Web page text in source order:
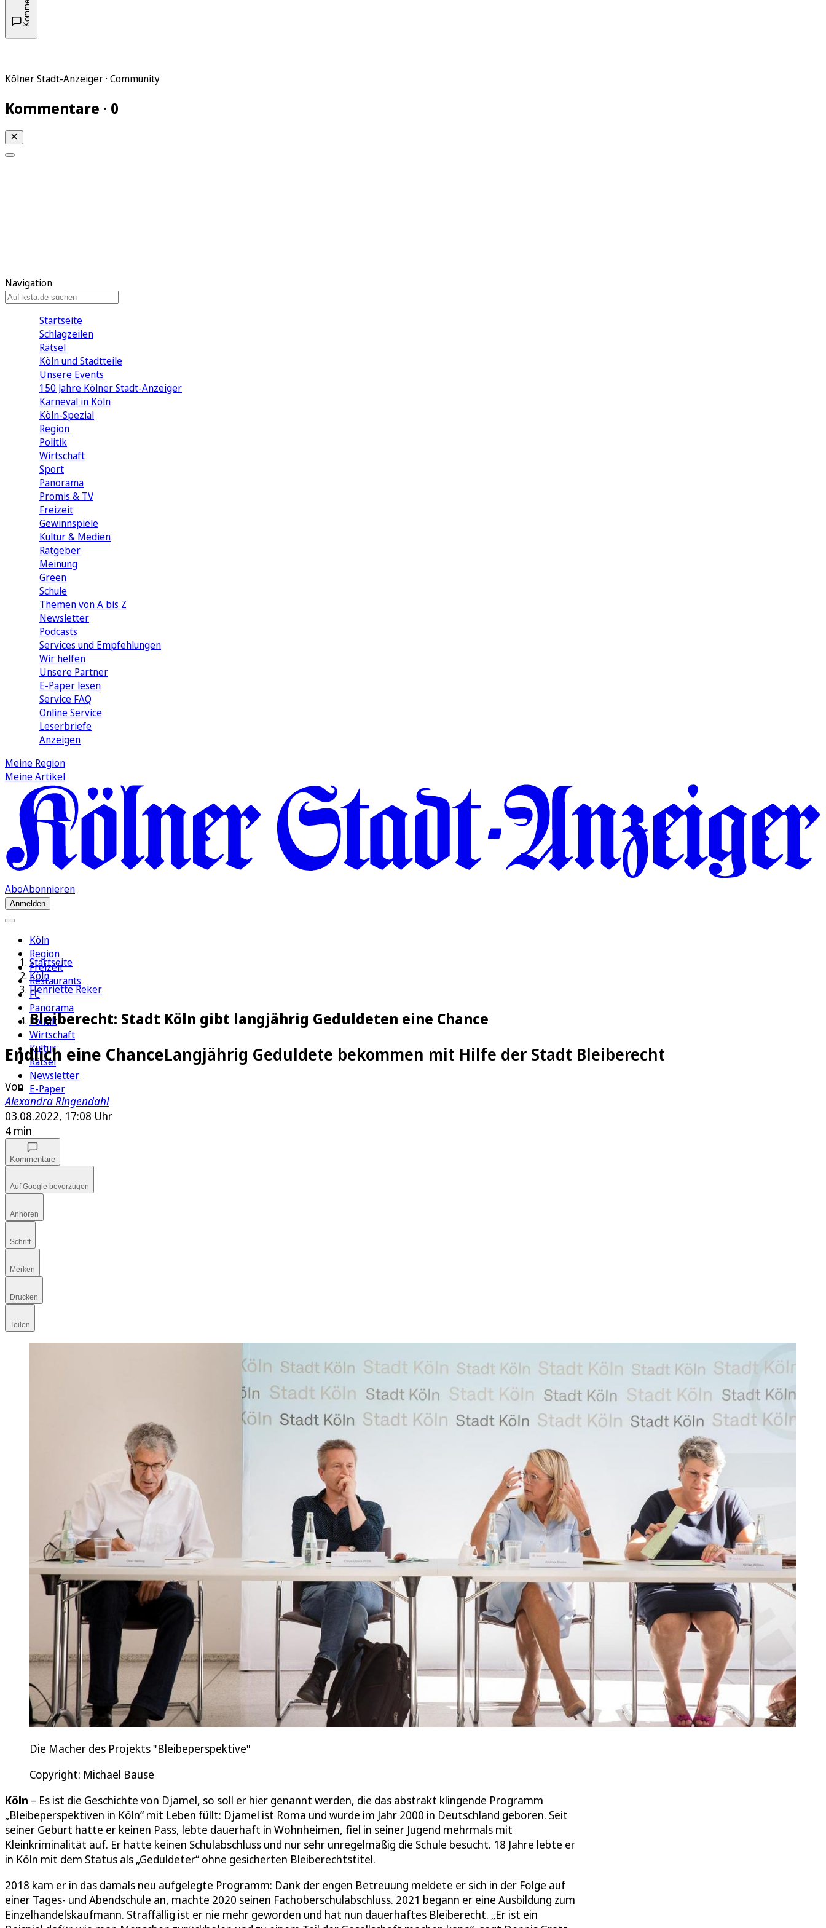
Kölner Stadt-Anzeiger · Community
Kommentare · 0
Navigation
Startseite
Schlagzeilen
Rätsel
Köln und Stadtteile
Unsere Events
150 Jahre Kölner Stadt-Anzeiger
Karneval in Köln
Köln-Spezial
Region
Politik
Wirtschaft
Sport
Panorama
Promis & TV
Freizeit
Gewinnspiele
Kultur & Medien
Ratgeber
Meinung
Green
Schule
Themen von A bis Z
Newsletter
Podcasts
Services und Empfehlungen
Wir helfen
Unsere Partner
E-Paper lesen
Service FAQ
Online Service
Leserbriefe
Anzeigen
Meine Region
Meine Artikel
AboAbonnieren
Anmelden
Köln
Region
Freizeit
Restaurants
FC
Panorama
Politik
Wirtschaft
Kultur
Rätsel
Newsletter
E-Paper
Startseite
Köln
Henriette Reker
Bleiberecht: Stadt Köln gibt langjährig Geduldeten eine Chance
Endlich eine ChanceLangjährig Geduldete bekommen mit Hilfe der Stadt Bleiberecht
Von
Alexandra Ringendahl
03.08.2022, 17:08 Uhr
4 min
Kommentare
Auf Google bevorzugen
Anhören
Schrift
Merken
Drucken
Teilen
Die Macher des Projekts "Bleibeperspektive"
Copyright: Michael Bause
Köln – Es ist die Geschichte von Djamel, so soll er hier genannt werden, die das abstrakt klingende Programm
„Bleibeperspektiven in Köln“ mit Leben füllt: Djamel ist Roma und wurde im Jahr 2000 in Deutschland geboren. Seit
seiner Geburt hatte er keinen Pass, lebte dauerhaft in Wohnheimen, fiel in seiner Jugend mehrmals mit
Kleinkriminalität auf. Er hatte keinen Schulabschluss und nur sehr unregelmäßig die Schule besucht. 18 Jahre lebte er
in Köln mit dem Status als „Geduldeter“ ohne gesicherten Bleiberechtstitel.
2018 kam er in das damals neu aufgelegte Programm: Dank der engen Betreuung meldete er sich in der Folge auf
einer Tages- und Abendschule an, machte 2020 seinen Fachoberschulabschluss. 2021 begann er eine Ausbildung zum
Einzelhandelskaufmann. Straffällig ist er nie mehr geworden und hat nun dauerhaftes Bleiberecht. „Er ist ein